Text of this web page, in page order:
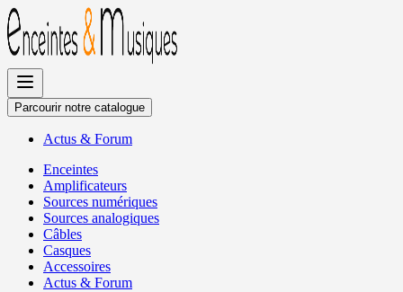
Allez
au
contenu
Parcourir notre catalogue
Actus & Forum
Enceintes
Amplificateurs
Sources numériques
Sources analogiques
Câbles
Casques
Accessoires
Actus & Forum